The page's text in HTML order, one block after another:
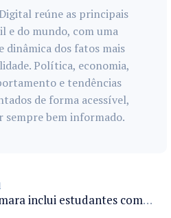
reúne as principais
e do mundo, com uma
dinâmica dos fatos mais
Política, economia,
e tendências
de forma acessível,
bem informado.
Projeto na Câmara inclui estudantes com deficiência no regime escolar especial da LDB e estabelece critérios para frequência